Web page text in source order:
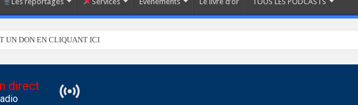
UN DON EN CLIQUANT ICI
direct